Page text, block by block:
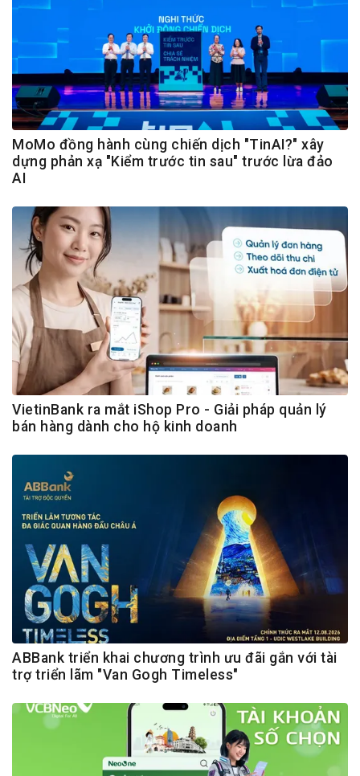
MoMo đồng hành cùng chiến dịch "TinAI?" xây
dựng phản xạ "Kiểm trước tin sau" trước lừa đảo
AI
VietinBank ra mắt iShop Pro - Giải pháp quản lý
bán hàng dành cho hộ kinh doanh
ABBank triển khai chương trình ưu đãi gắn với tài
trợ triển lãm "Van Gogh Timeless"